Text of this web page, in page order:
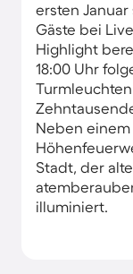
ersten
Gäste bei
Highlight
18:00 Uhr
Neben
Stadt, der
illuminiert.